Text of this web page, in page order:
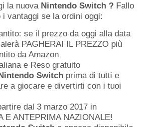
la nuova Nintendo Switch ? Fallo
vantaggi se la ordini oggi:
se il prezzo da oggi alla data
PAGHERAI IL PREZZO più
da Amazon
e Reso gratuito
Nintendo Switch prima di tutti e
a giocare e divertirti con i tuoi
dal 3 marzo 2017 in
E ANTEPRIMA NAZIONALE!